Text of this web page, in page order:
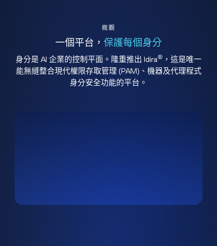
概觀
一個平台， 保護每個身分
身分是 AI 企業的控制平面。隆重推出 Idira® ，這是唯一
能無縫整合現代權限存取管理 (PAM)、機器及代理程式
身分安全功能的平台。